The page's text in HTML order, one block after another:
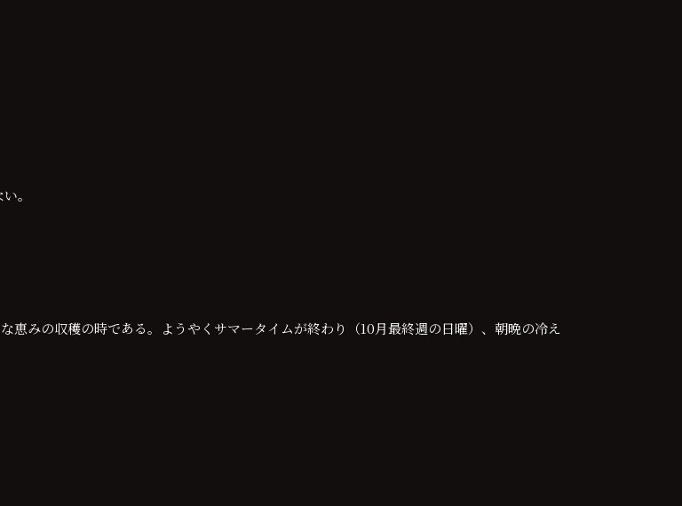
。
恵みの収穫の時である。ようやくサマータイムが終わり（10月最終週の日曜）、朝晩の冷え